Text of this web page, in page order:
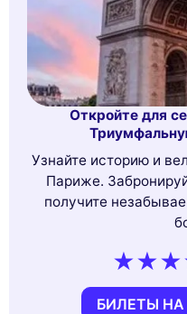
Откройте для
Узнайте историю и
Париже.
получите
БИЛЕТЫ